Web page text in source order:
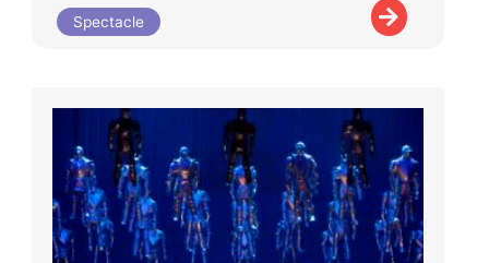
Spectacle